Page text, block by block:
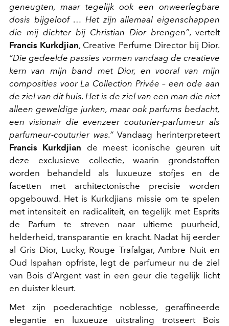
geneugten, maar tegelijk ook een onweerlegbare
dosis bijgeloof … Het zijn allemaal eigenschappen
die mij dichter bij Christian Dior brengen”, vertelt
Francis Kurkdjian, Creative Perfume Director bij Dior.
“Die gedeelde passies vormen vandaag de creatieve
kern van mijn band met Dior, en vooral van mijn
composities voor La Collection Privée – een ode aan
de ziel van dit huis. Het is de ziel van een man die niet
alleen geweldige jurken, maar ook parfums bedacht,
een visionair die evenzeer couturier-parfumeur als
parfumeur-couturier was.”Vandaag herinterpreteert
Francis Kurkdjian de meest iconische geuren uit
deze exclusieve collectie, waarin grondstoffen
worden behandeld als luxueuze stofjes en de
facetten met architectonische precisie worden
opgebouwd. Het is Kurkdjians missie om te spelen
met intensiteit en radicaliteit, en tegelijk met Esprits
de Parfum te streven naar ultieme puurheid,
helderheid, transparantie en kracht. Nadat hij eerder
al Gris Dior, Lucky, Rouge Trafalgar, Ambre Nuit en
Oud Ispahan opfriste, legt de parfumeur nu de ziel
van Bois d’Argent vast in een geur die tegelijk licht
en duister kleurt.
Met zijn poederachtige noblesse, geraffineerde
elegantie en luxueuze uitstraling trotseert Bois